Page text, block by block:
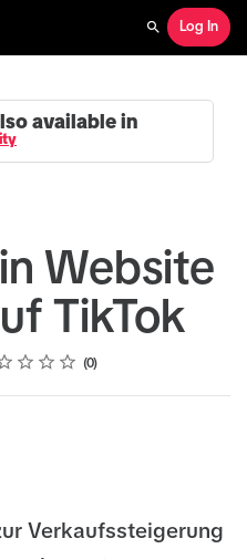
Search
Log In
available in
Website
TikTok
0
Verkaufssteigerung